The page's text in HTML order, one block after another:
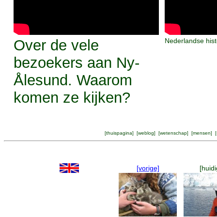
Over de vele
bezoekers aan Ny-
Ålesund. Waarom
komen ze kijken?
Nederlandse
[thuispagina] [weblog] [wetenschap] [mensen] [
[vorige]